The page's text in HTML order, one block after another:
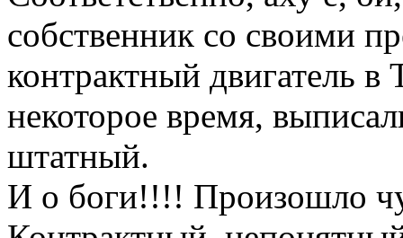
собственник со своими
контрактный двигатель
некоторое время,
штатный.
И о боги!!!! Произошло